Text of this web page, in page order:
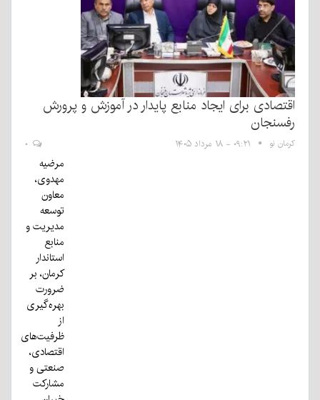
اقتصادی برای ایجاد منابع پایدار در آموزش و پرورش
رفسنجان
کرمان نو ۰۹:۲۱ - ۱۸ مرداد ۱۴۰۵
مرضیه
مهدوی،
معاون
توسعه
مدیریت و
منابع
استاندار
کرمان، بر
ضرورت
بهره‌گیری
از
ظرفیت‌های
اقتصادی،
صنعتی و
مشارکت